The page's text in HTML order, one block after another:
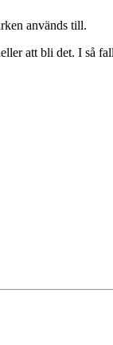
används till.
att bli det. I så